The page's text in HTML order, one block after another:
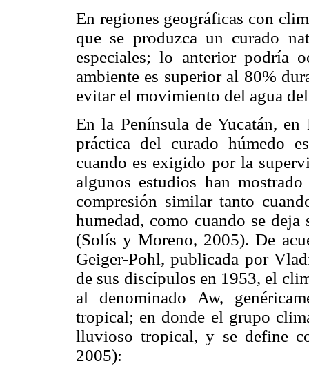
En regiones geográficas con
que se produzca un curado
especiales; lo anterior podría
ambiente es superior al 80%
evitar el movimiento del agua
En la Península de Yucatán,
práctica del curado húmedo
cuando es exigido por la
algunos estudios han
compresión similar tanto
humedad, como cuando se
(Solís y Moreno, 2005). De
Geiger-Pohl, publicada por
de sus discípulos en 1953, el
al denominado Aw,
tropical; en donde el grupo
lluvioso tropical, y se define
2005):